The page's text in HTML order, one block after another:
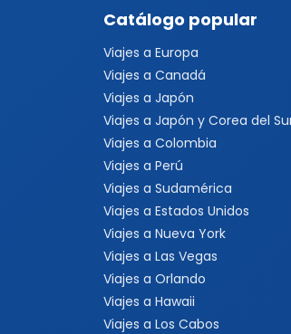
Catálogo popular
Viajes a Europa
Viajes a Canadá
Viajes a Japón
Viajes a Japón y Corea del
Viajes a Colombia
Viajes a Perú
Viajes a Sudamérica
Viajes a Estados Unidos
Viajes a Nueva York
Viajes a Las Vegas
Viajes a Orlando
Viajes a Hawaii
Viajes a Los Cabos